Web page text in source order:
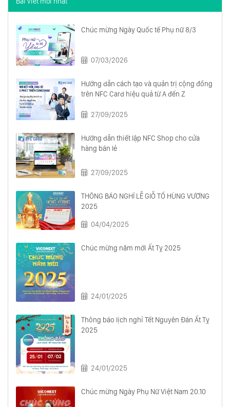
Chúc mừng Ngày Quốc tế Phụ nữ 8/3
07/03/2026
Hướng dẫn cách tạo và quản trị cộng đồng
trên NFC Card hiệu quả từ A đến Z
27/09/2025
Hướng dẫn thiết lập NFC Shop cho cửa
hàng bán lẻ
27/09/2025
THÔNG BÁO NGHỈ LỄ GIỖ TỔ HÙNG VƯƠNG
2025
04/04/2025
Chúc mừng năm mới Ất Tỵ 2025
24/01/2025
Thông báo lịch nghỉ Tết Nguyên Đán Ất Tỵ
2025
24/01/2025
Chúc mừng Ngày Phụ Nữ Việt Nam 20.10